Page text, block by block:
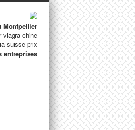
Montpellier
viagra chine
suisse prix
entreprises